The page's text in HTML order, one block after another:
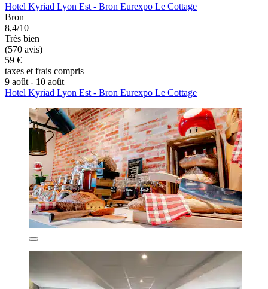
Hotel Kyriad Lyon Est - Bron Eurexpo Le Cottage
Bron
8,4/10
Très bien
(570 avis)
59 €
taxes et frais compris
9 août - 10 août
Hotel Kyriad Lyon Est - Bron Eurexpo Le Cottage